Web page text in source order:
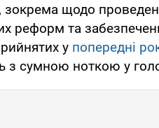
зокрема щодо
реформ та
у попередні
з сумною ноткою у